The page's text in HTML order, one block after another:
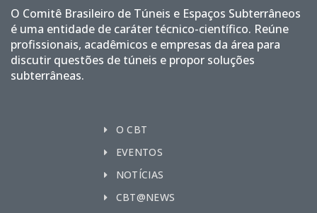
O Comitê Brasileiro de Túneis e Espaços Subterrâneos
é uma entidade de caráter técnico-científico. Reúne
profissionais, acadêmicos e empresas da área para
discutir questões de túneis e propor soluções
subterrâneas.
O CBT
EVENTOS
NOTÍCIAS
CBT@NEWS